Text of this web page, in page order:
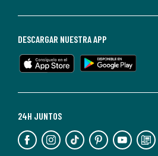
de
en
24H JUNTOS
DESCARGAR NUESTRA APP